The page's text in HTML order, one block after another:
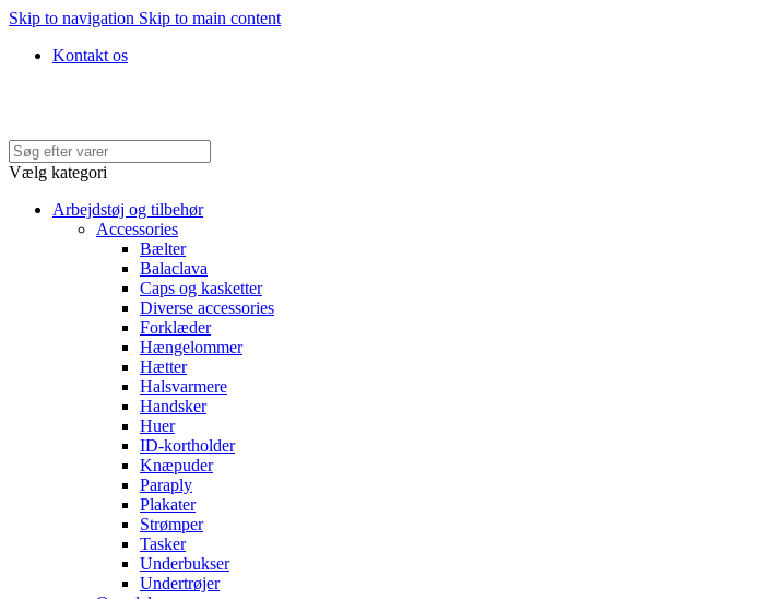
Skip to navigation Skip to main content
Kontakt os
Vælg kategori
Arbejdstøj og tilbehør
Accessories
Bælter
Balaclava
Caps og kasketter
Diverse accessories
Forklæder
Hængelommer
Hætter
Halsvarmere
Handsker
Huer
ID-kortholder
Knæpuder
Paraply
Plakater
Strømper
Tasker
Underbukser
Undertrøjer